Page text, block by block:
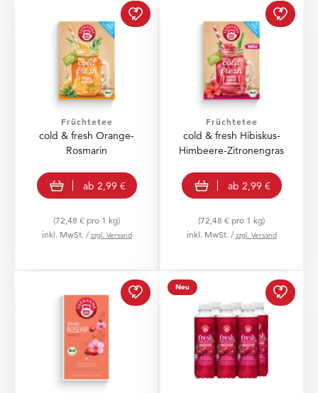
Früchtetee
cold & fresh Orange-
Rosmarin
view product
ab 2,99 €
(72,48 € pro 1 kg)
inkl. MwSt. /zzgl. Versand
Früchtetee
cold & fresh Hibiskus-
Himbeere-Zitronengras
view product
ab 2,99 €
(72,48 € pro 1 kg)
inkl. MwSt. /zzgl. Versand
Organic Rosehip zur
Neu Fresh